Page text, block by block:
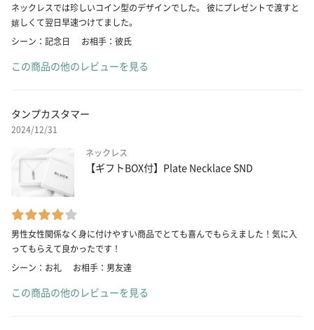
ネックレスでは珍しいコイン型のデザインでした。 彼にプレゼントで渡すと
嬉しくて翌日早速つけてました。
シーン：記念日
お相手：彼氏
この商品の他のレビューを見る
タンプカスタマー
2024/12/31
ネックレス
【ギフトBOX付】Plate Necklace SND
男性女性関係なく身に付けやすい商品でとても喜んでもらえました！気に入
ってもらえて良かったです！
シーン：お礼
お相手：男友達
この商品の他のレビューを見る